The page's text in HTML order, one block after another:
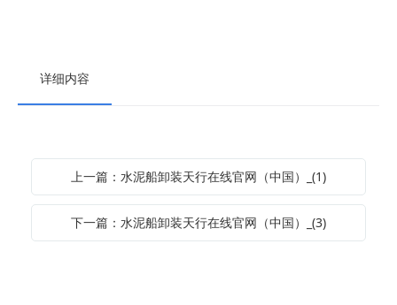
详细内容
上一篇：水泥船卸装天行在线官网（中国）_(1)
下一篇：水泥船卸装天行在线官网（中国）_(3)